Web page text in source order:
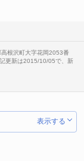
根沢町大字花岡2053番
更新は2015/10/05で、新
表示する